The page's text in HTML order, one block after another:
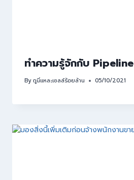
ทำความรู้จักกับ Pipeline
Byกูนี่แหละเซลล์ร้อยล้าน 05/10/2021